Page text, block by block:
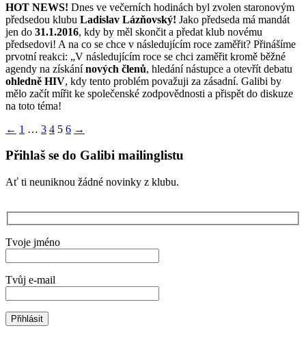
HOT NEWS! Dnes ve večerních hodinách byl zvolen staronovým
předsedou klubu Ladislav Lázňovský! Jako předseda má mandát
jen do 31.1.2016, kdy by měl skončit a předat klub novému
předsedovi! A na co se chce v následujícím roce zaměřit? Přinášíme
prvotní reakci: „V následujícím roce se chci zaměřit kromě běžné
agendy na získánínových členů, hledání nástupce a otevřít debatu
ohledně HIV, kdy tento problém považuji za zásadní. Galibi by
mělo začít mířit ke společenské zodpovědnosti a přispět do diskuze
na toto téma!
Stránkování
příspěvků
← 1 … 3 4 5 6 →
Přihlaš se do Galibi mailinglistu
Ať ti neuniknou žádné novinky z klubu.
Tvoje jméno
Tvůj e-mail